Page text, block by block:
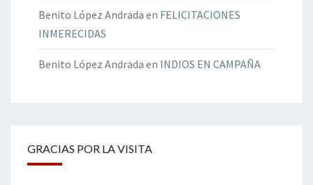
Benito López Andrada en FELICITACIONES
INMERECIDAS
Benito López Andrada en INDIOS EN CAMPAÑA
GRACIAS POR LA VISITA